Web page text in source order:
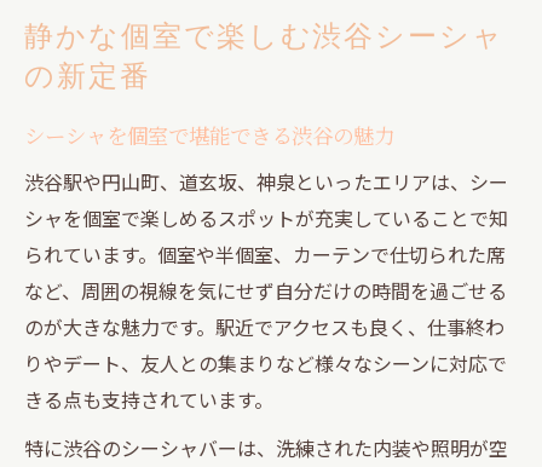
静かな個室で楽しむ渋谷シーシャ
の新定番
シーシャを個室で堪能できる渋谷の魅力
渋谷駅や円山町、道玄坂、神泉といったエリアは、シー
シャを個室で楽しめるスポットが充実していることで知
られています。個室や半個室、カーテンで仕切られた席
など、周囲の視線を気にせず自分だけの時間を過ごせる
のが大きな魅力です。駅近でアクセスも良く、仕事終わ
りやデート、友人との集まりなど様々なシーンに対応で
きる点も支持されています。
特に渋谷のシーシャバーは、洗練された内装や照明が空